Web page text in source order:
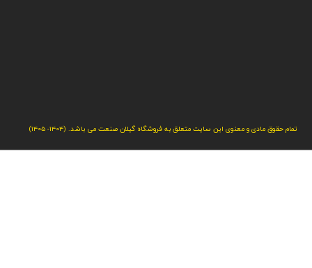
تمام حقوق مادی و معنوی این سایت متعلق به فروشگاه گیلان صنعت می باشد. (1404- 1405)